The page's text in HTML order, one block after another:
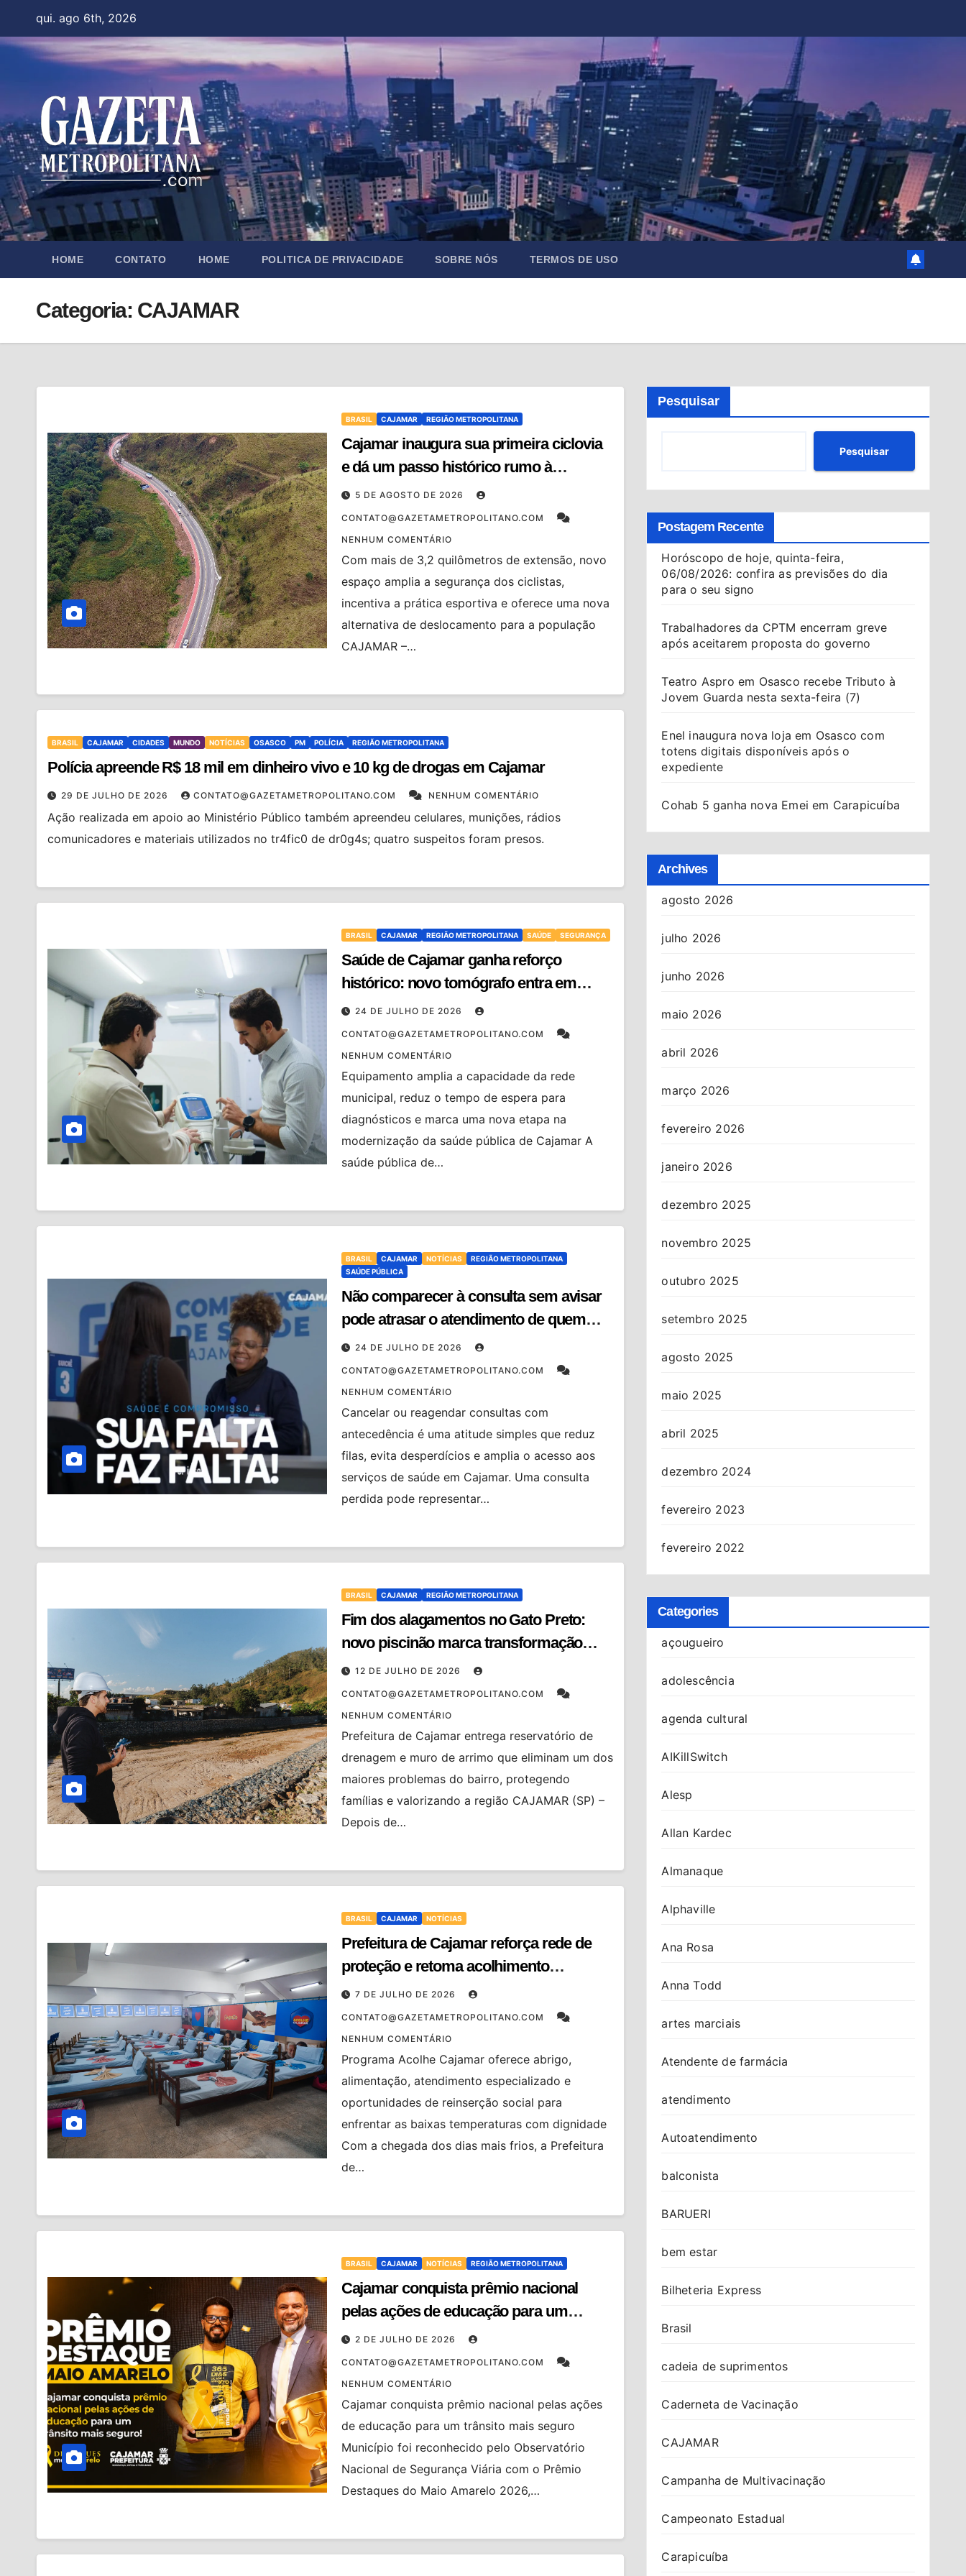
content
qui. ago 6th, 2026
HOME CONTATO HOME POLITICA DE PRIVACIDADE SOBRE NÓS TERMOS DE USO
Categoria: CAJAMAR
BRASIL CAJAMAR REGIÃO METROPOLITANA
Cajamar inaugura sua primeira ciclovia
e dá um passo histórico rumo à
mobilidade sustentável
5 DE AGOSTO DE 2026
CONTATO@GAZETAMETROPOLITANO.COM
NENHUM COMENTÁRIO
Com mais de 3,2 quilômetros de extensão, novo
espaço amplia a segurança dos ciclistas,
incentiva a prática esportiva e oferece uma nova
alternativa de deslocamento para a população
CAJAMAR –…
BRASIL CAJAMAR CIDADES MUNDO NOTÍCIAS OSASCO PM POLÍCIA REGIÃO METROPOLITANA
Polícia apreende R$ 18 mil em dinheiro vivo e 10 kg de drogas em Cajamar
29 DE JULHO DE 2026 CONTATO@GAZETAMETROPOLITANO.COM NENHUM COMENTÁRIO
Ação realizada em apoio ao Ministério Público também apreendeu celulares, munições, rádios
comunicadores e materiais utilizados no tr4fic0 de dr0g4s; quatro suspeitos foram presos.
BRASIL CAJAMAR REGIÃO METROPOLITANA SAÚDE SEGURANÇA
Saúde de Cajamar ganha reforço
histórico: novo tomógrafo entra em
operação e acelera fim da fila de exames
24 DE JULHO DE 2026
CONTATO@GAZETAMETROPOLITANO.COM
NENHUM COMENTÁRIO
Equipamento amplia a capacidade da rede
municipal, reduz o tempo de espera para
diagnósticos e marca uma nova etapa na
modernização da saúde pública de Cajamar A
saúde pública de…
BRASIL CAJAMAR NOTÍCIAS
REGIÃO METROPOLITANA
SAÚDE PÚBLICA
Não comparecer à consulta sem avisar
pode atrasar o atendimento de quem
mais precisa: Prefeitura reforça
campanha de conscientização
24 DE JULHO DE 2026
CONTATO@GAZETAMETROPOLITANO.COM
NENHUM COMENTÁRIO
Cancelar ou reagendar consultas com
antecedência é uma atitude simples que reduz
filas, evita desperdícios e amplia o acesso aos
serviços de saúde em Cajamar. Uma consulta
perdida pode representar…
BRASIL CAJAMAR REGIÃO METROPOLITANA
Fim dos alagamentos no Gato Preto:
novo piscinão marca transformação
histórica e devolve segurança aos
moradores
12 DE JULHO DE 2026
CONTATO@GAZETAMETROPOLITANO.COM
NENHUM COMENTÁRIO
Prefeitura de Cajamar entrega reservatório de
drenagem e muro de arrimo que eliminam um dos
maiores problemas do bairro, protegendo
famílias e valorizando a região CAJAMAR (SP) –
Depois de…
BRASIL CAJAMAR NOTÍCIAS
Prefeitura de Cajamar reforça rede de
proteção e retoma acolhimento
emergencial para pessoas em situação
de rua durante o inverno
7 DE JULHO DE 2026
CONTATO@GAZETAMETROPOLITANO.COM
NENHUM COMENTÁRIO
Programa Acolhe Cajamar oferece abrigo,
alimentação, atendimento especializado e
oportunidades de reinserção social para
enfrentar as baixas temperaturas com dignidade
Com a chegada dos dias mais frios, a Prefeitura
de…
BRASIL CAJAMAR NOTÍCIAS REGIÃO METROPOLITANA
Cajamar conquista prêmio nacional
pelas ações de educação para um
trânsito mais seguro
2 DE JULHO DE 2026
CONTATO@GAZETAMETROPOLITANO.COM
NENHUM COMENTÁRIO
Cajamar conquista prêmio nacional pelas ações
de educação para um trânsito mais seguro
Município foi reconhecido pelo Observatório
Nacional de Segurança Viária com o Prêmio
Destaques do Maio Amarelo 2026,…
Pesquisar
Pesquisar
Postagem Recente
Horóscopo de hoje, quinta-feira,
06/08/2026: confira as previsões do dia
para o seu signo
Trabalhadores da CPTM encerram greve
após aceitarem proposta do governo
Teatro Aspro em Osasco recebe Tributo à
Jovem Guarda nesta sexta-feira (7)
Enel inaugura nova loja em Osasco com
totens digitais disponíveis após o
expediente
Cohab 5 ganha nova Emei em Carapicuíba
Archives
agosto 2026
julho 2026
junho 2026
maio 2026
abril 2026
março 2026
fevereiro 2026
janeiro 2026
dezembro 2025
novembro 2025
outubro 2025
setembro 2025
agosto 2025
maio 2025
abril 2025
dezembro 2024
fevereiro 2023
fevereiro 2022
Categories
açougueiro
adolescência
agenda cultural
AIKillSwitch
Alesp
Allan Kardec
Almanaque
Alphaville
Ana Rosa
Anna Todd
artes marciais
Atendente de farmácia
atendimento
Autoatendimento
balconista
BARUERI
bem estar
Bilheteria Express
Brasil
cadeia de suprimentos
Caderneta de Vacinação
CAJAMAR
Campanha de Multivacinação
Campeonato Estadual
Carapicuíba